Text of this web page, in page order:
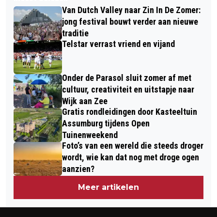
CROWDFUNDING HOOFDKLASSE
ROLSTOELHOCKEY NAAR
KENNEMERLAND HALEN
VAKANTIEKONIJN
Van Dutch Valley naar Zin In De Zomer:
jong festival bouwt verder aan nieuwe
traditie
Telstar verrast vriend en vijand
Onder de Parasol sluit zomer af met
cultuur, creativiteit en uitstapje naar
Wijk aan Zee
Gratis rondleidingen door Kasteeltuin
Assumburg tijdens Open
Tuinenweekend
Foto’s van een wereld die steeds droger
wordt, wie kan dat nog met droge ogen
aanzien?
Meer artikelen